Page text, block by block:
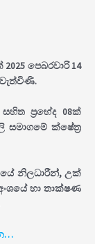
පෙබරවාරි 14
ප්‍රභේද 08ක්
ක්ෂේත්‍ර
නිලධාරීන්, උක්
හා තාක්ෂණ